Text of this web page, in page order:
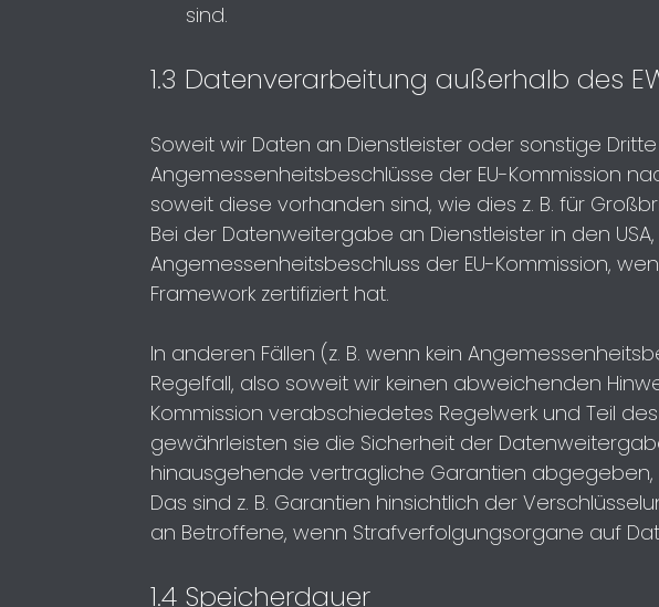
sind.
1.3 Datenverarbeitung außerhalb des
Soweit wir Daten an Dienstleister oder sonstige
Angemessenheitsbeschlüsse der EU-Kommission
soweit diese vorhanden sind, wie dies z. B. für
Bei der Datenweitergabe an Dienstleister in den
Angemessenheitsbeschluss der EU-Kommission,
Framework zertifiziert hat.
In anderen Fällen (z. B. wenn kein
Regelfall, also soweit wir keinen abweichenden
Kommission verabschiedetes Regelwerk und Teil
gewährleisten sie die Sicherheit der
hinausgehende vertragliche Garantien
Das sind z. B. Garantien hinsichtlich der
an Betroffene, wenn Strafverfolgungsorgane auf
1.4 Speicherdauer